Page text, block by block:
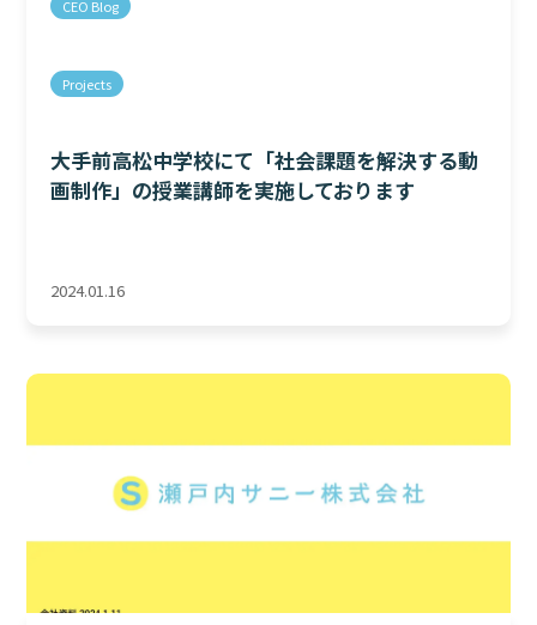
CEO Blog
Projects
大手前高松中学校にて「社会課題を解決する動
画制作」の授業講師を実施しております
2024.01.16